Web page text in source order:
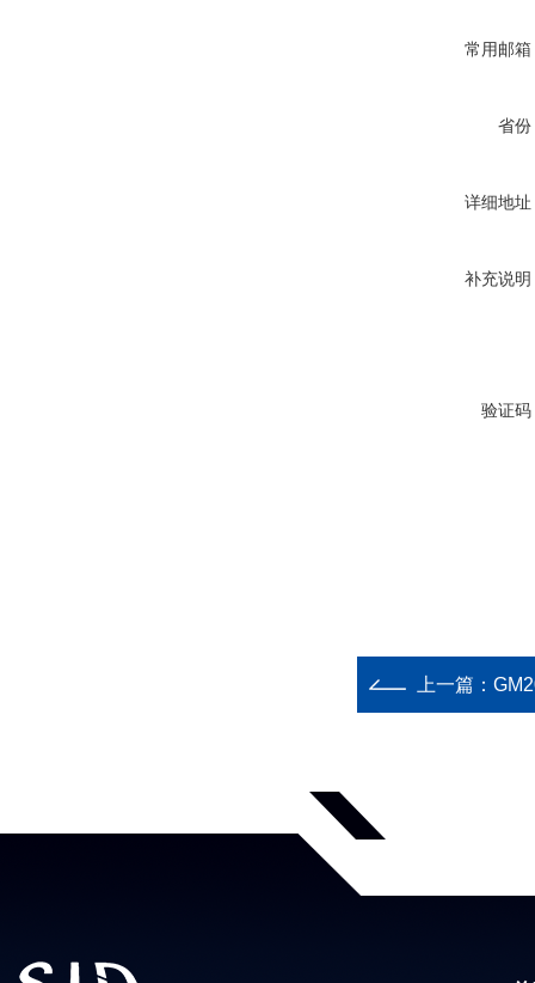
常用邮箱
省份
详细地址
补充说明
验证码
上一篇：